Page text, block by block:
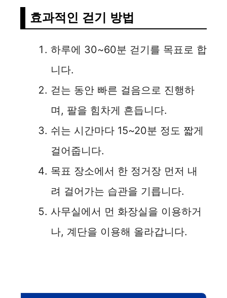
효과적인 걷기 방법
하루에 30~60분 걷기를 목표로 합
니다.
걷는 동안 빠른 걸음으로 진행하
며, 팔을 힘차게 흔듭니다.
쉬는 시간마다 15~20분 정도 짧게
걸어줍니다.
목표 장소에서 한 정거장 먼저 내
려 걸어가는 습관을 기릅니다.
사무실에서 먼 화장실을 이용하거
나, 계단을 이용해 올라갑니다.